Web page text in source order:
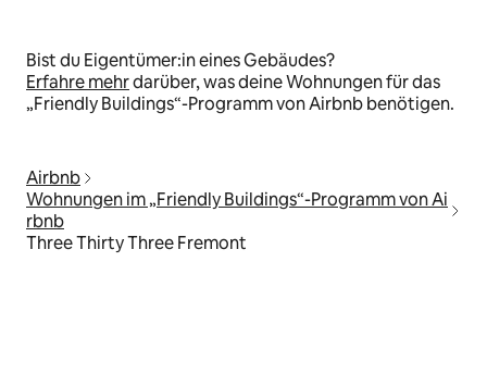
Bist du Eigentümer:in eines Gebäudes?
Erfahre mehrdarüber, was deine Wohnungen für das
„Friendly Buildings“-Programm von Airbnb benötigen.
Airbnb
Wohnungen im „Friendly Buildings“-Programm von Ai
rbnb
Three Thirty Three Fremont